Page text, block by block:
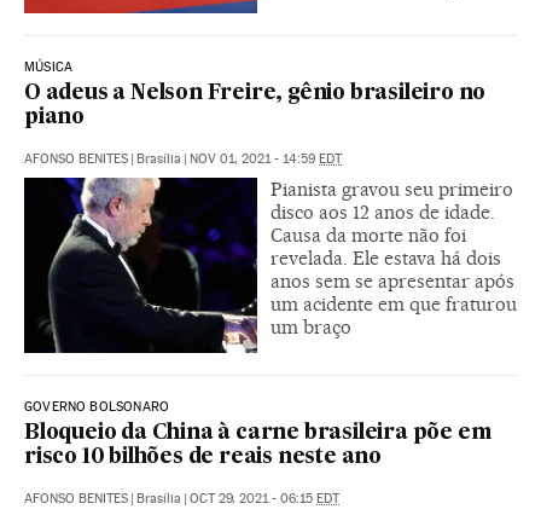
MÚSICA
O adeus a Nelson Freire, gênio brasileiro no
piano
AFONSO BENITES | Brasília | NOV 01, 2021 - 14:59 EDT
Pianista gravou seu primeiro
disco aos 12 anos de idade.
Causa da morte não foi
revelada. Ele estava há dois
anos sem se apresentar após
um acidente em que fraturou
um braço
GOVERNO BOLSONARO
Bloqueio da China à carne brasileira põe em
risco 10 bilhões de reais neste ano
AFONSO BENITES | Brasília | OCT 29, 2021 - 06:15 EDT